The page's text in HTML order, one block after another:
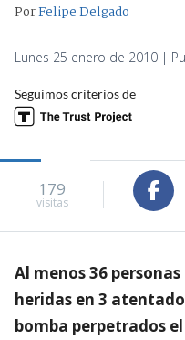
PorFelipe Delgado
Lunes 25 enero de 2010 |
Seguimos criterios de
179
visitas
Al menos 36
heridas en 3
bomba perpetrados